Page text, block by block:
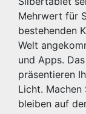
Mehrwert für
bestehenden
Welt
und Apps.
präsentieren
Licht. Machen
bleiben auf